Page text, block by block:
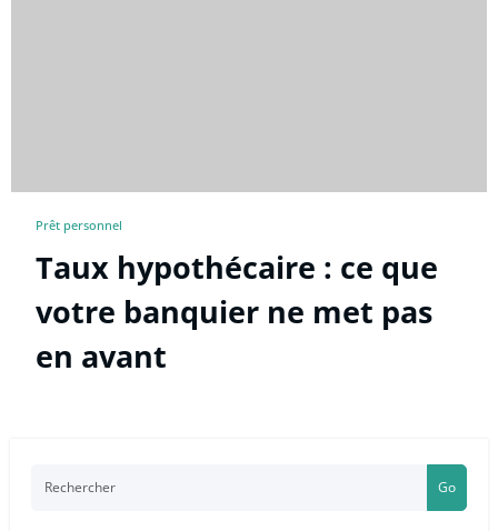
Prêt personnel
Taux hypothécaire : ce que
votre banquier ne met pas
en avant
Go